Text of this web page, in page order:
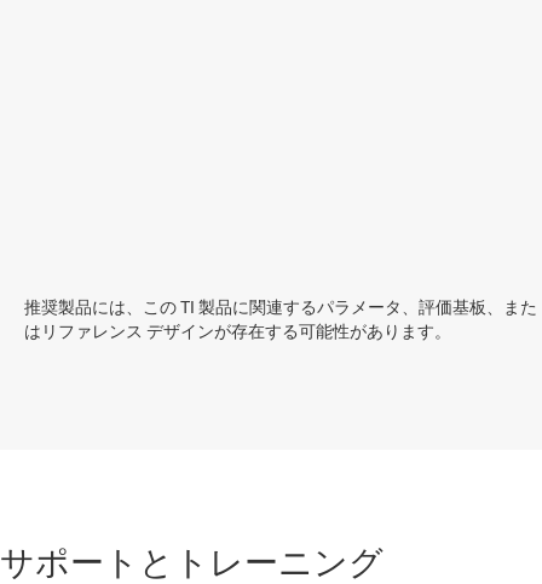
推奨製品には、この TI 製品に関連するパラメータ、評価基板、また
はリファレンス デザインが存在する可能性があります。
サポートとトレーニング